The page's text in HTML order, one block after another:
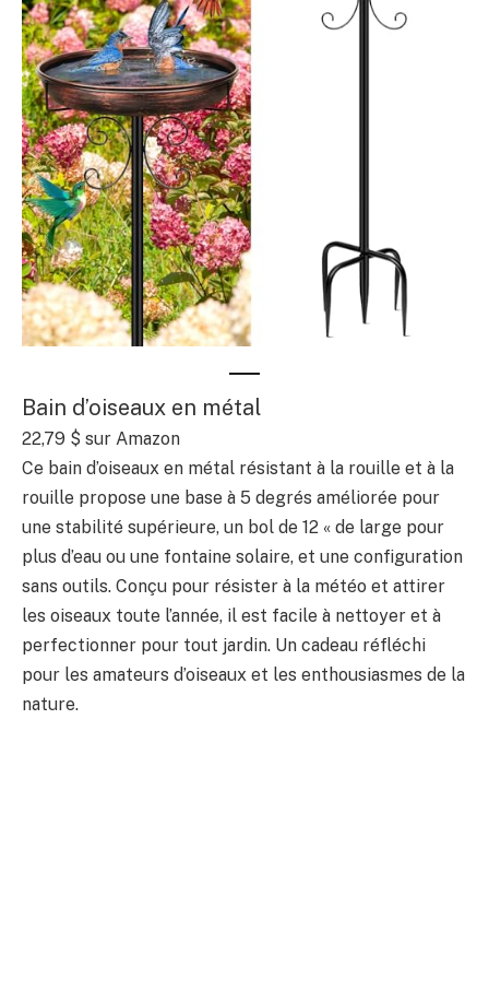
Bain d’oiseaux en métal
22,79 $ sur Amazon
Ce bain d’oiseaux en métal résistant à la rouille et à la
rouille propose une base à 5 degrés améliorée pour
une stabilité supérieure, un bol de 12 « de large pour
plus d’eau ou une fontaine solaire, et une configuration
sans outils. Conçu pour résister à la météo et attirer
les oiseaux toute l’année, il est facile à nettoyer et à
perfectionner pour tout jardin. Un cadeau réfléchi
pour les amateurs d’oiseaux et les enthousiasmes de la
nature.